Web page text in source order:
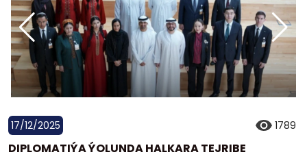
17/12/2025 1789
DIPLOMATIÝA ÝOLUNDA HALKARA TEJRIBE